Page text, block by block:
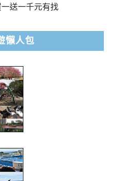
送一千元有找
懶人包